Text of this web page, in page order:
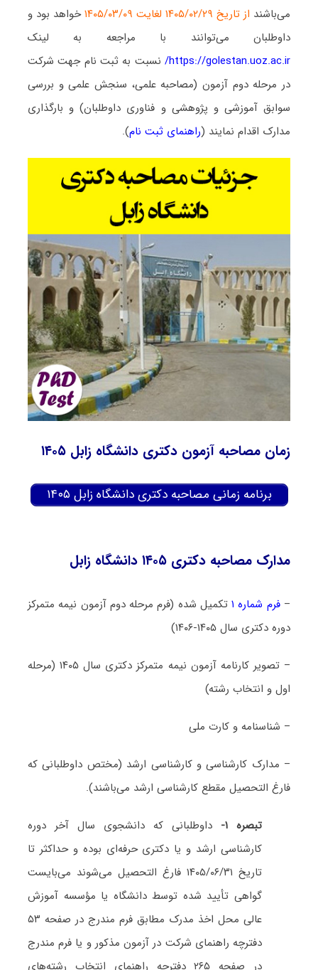
می‌باشند از تاریخ ۱۴۰۵/۰۲/۲۹ لغایت ۱۴۰۵/۰۳/۰۹
خواهد بود و
داوطلبان می‌توانند با مراجعه به لینک
https://golestan.uoz.ac.ir/ نسبت به ثبت نام جهت شرکت
در مرحله دوم آزمون (مصاحبه علمی، سنجش علمی و بررسی
سوابق آموزشی و پژوهشی و فناوری داوطلبان) و بارگذاری
مدارک اقدام نمایند (راهنمای ثبت نام).
زمان مصاحبه آزمون دکتری دانشگاه زابل ۱۴۰۵
برنامه زمانی مصاحبه دکتری دانشگاه زابل ۱۴۰۵
مدارک مصاحبه دکتری ۱۴۰۵ دانشگاه زابل
–فرم شماره ۱ تکمیل شده (فرم مرحله دوم آزمون نیمه متمرکز
دوره دکتری سال ۱۴۰۵-۱۴۰۶)
– تصویر کارنامه آزمون نیمه متمرکز دکتری سال ۱۴۰۵ (مرحله
اول و انتخاب رشته)
– شناسنامه و کارت ملی
– مدارک کارشناسی و کارشناسی ارشد (مختص داوطلبانی که
فارغ التحصیل مقطع کارشناسی ارشد می‌باشند).
تبصره ۱-
داوطلبانی که دانشجوی سال آخر دوره
کارشناسی ارشد و یا دکتری حرفه‌ای بوده و حداکثر تا
تاریخ ۱۴۰۵/۰۶/۳۱ فارغ التحصیل می‌شوند می‌بایست
گواهی تأیید شده توسط دانشگاه یا مؤسسه آموزش
عالی محل اخذ مدرک مطابق فرم مندرج در صفحه ۵۳
دفترچه راهنمای شرکت در آزمون مذکور و یا فرم مندرج
در صفحه ۲۶۵ دفترچه راهنمای انتخاب رشته‌های